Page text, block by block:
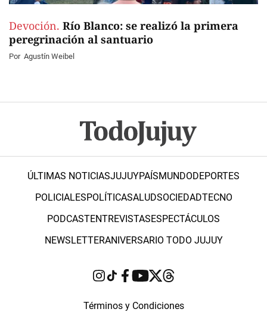
Devoción. Río Blanco: se realizó la primera
peregrinación al santuario
Por Agustín Weibel
ÚLTIMAS NOTICIASJUJUYPAÍSMUNDODEPORTES
POLICIALESPOLÍTICASALUDSOCIEDADTECNO
PODCASTENTREVISTASESPECTÁCULOS
NEWSLETTERANIVERSARIO TODO JUJUY
Términos y Condiciones